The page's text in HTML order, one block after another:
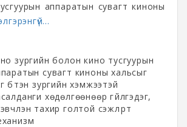
аппаратын сувагт киноны
зургийн болон кино тусгуурын
сувагт киноны хальсыг
бүтэн зургийн хэмжээтэй
хөдөлгөөнөөр гүйлгэдэг,
тахир голтой сэжлүүрт